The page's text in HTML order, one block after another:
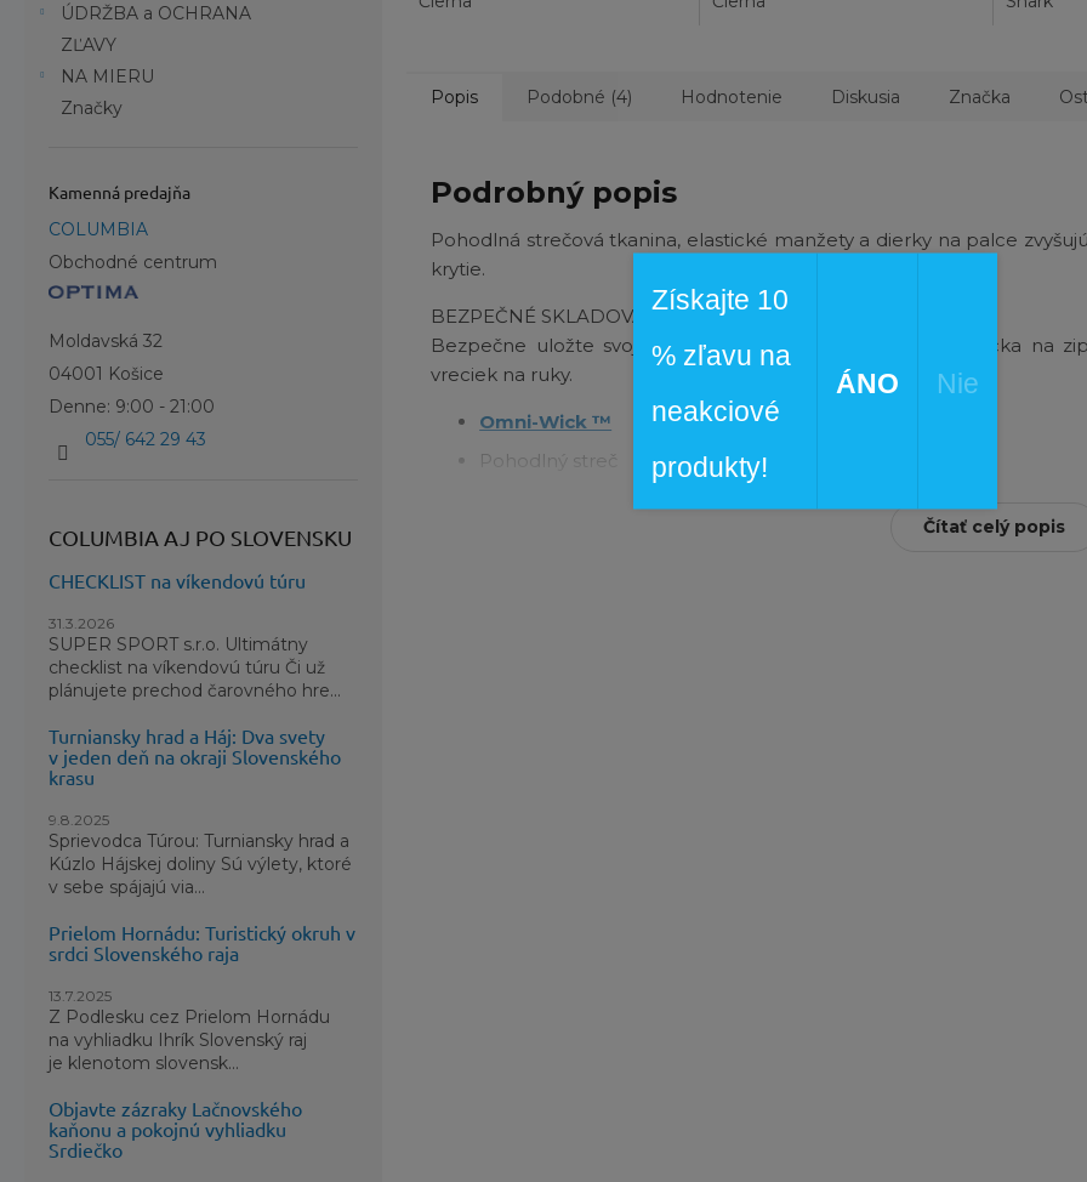
ÚDRŽBA a OCHRANA
ZĽAVY
NA MIERU
Značky
Kamenná predajňa
COLUMBIA
Obchodné centrum
Moldavská 32
04001 Košice
Denne: 9:00 - 21:00
055/ 642 29 43
COLUMBIA AJ PO SLOVENSKU
CHECKLIST na víkendovú túru
31.3.2026
SUPER SPORT s.r.o. Ultimátny
checklist na víkendovú túru Či už
plánujete prechod čarovného hre...
Turniansky hrad a Háj: Dva svety
v jeden deň na okraji Slovenského
krasu
9.8.2025
Sprievodca Túrou: Turniansky hrad a
Kúzlo Hájskej doliny Sú výlety, ktoré
v sebe spájajú via...
Prielom Hornádu: Turistický okruh v
srdci Slovenského raja
13.7.2025
Z Podlesku cez Prielom Hornádu
na vyhliadku Ihrík Slovenský raj
je klenotom slovensk...
Objavte zázraky Lačnovského
kaňonu a pokojnú vyhliadku
Srdiečko
Popis Podobné (4) Hodnotenie Diskusia Značka
Podrobný popis
Pohodlná strečová tkanina, elastické manžety a dierky na palce
krytie.
BEZPEČNÉ SKLADOVANIE
Bezpečne uložte svoje nevyhnutné veci do hrudného vrecka na
vreciek na ruky.
Omni-Wick ™
Pohodlný streč
Čítať celý popis
Získajte 10
% zľavu na
neakciové
produkty!
ÁNO Nie